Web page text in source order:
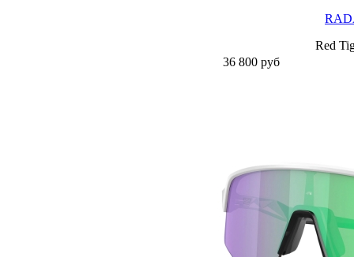
Red
36 800 руб